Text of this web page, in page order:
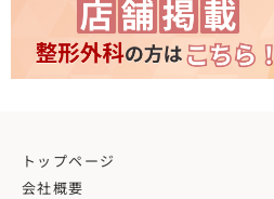
トップページ
会社概要